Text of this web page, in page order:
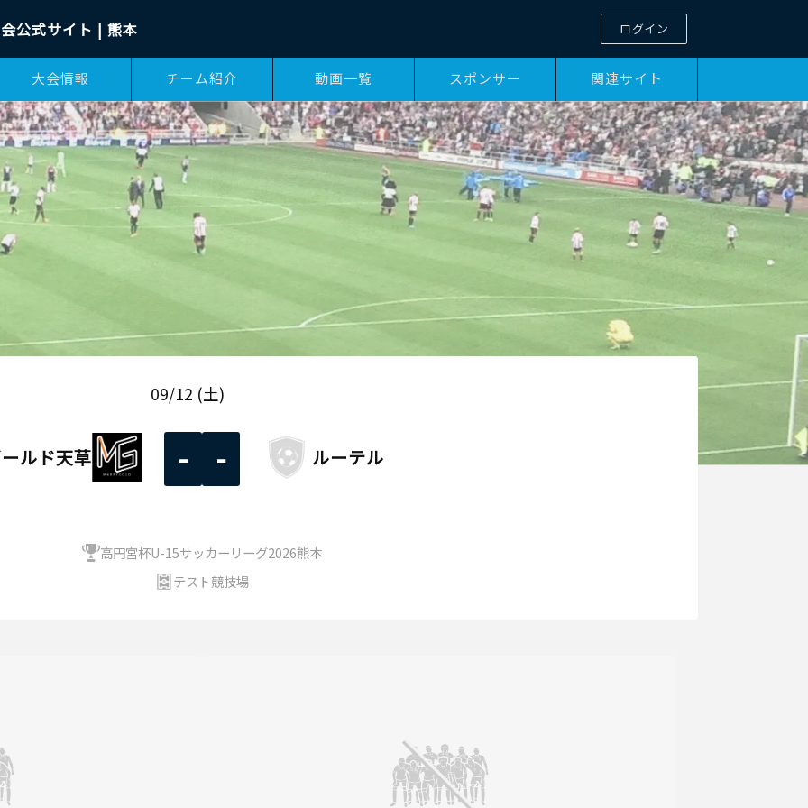
公式サイト | 熊本 ログイン
大会情報 チーム紹介 動画一覧 スポンサー 関連サイト
09/12 (土)
ルド天草 - - ルーテル
高円宮杯U-15サッカーリーグ2026熊本
テスト競技場